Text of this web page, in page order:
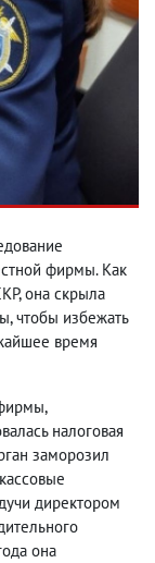
фирмы. Как
она скрыла
чтобы избежать
время
налоговая
заморозил
директором
она